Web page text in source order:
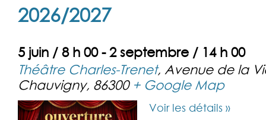
2026/2027
5 juin / 8 h 00-2 septembre / 14 h 00
Théâtre Charles-Trenet, Avenue de la
Chauvigny, 86300 + Google Map
Voir les détails »